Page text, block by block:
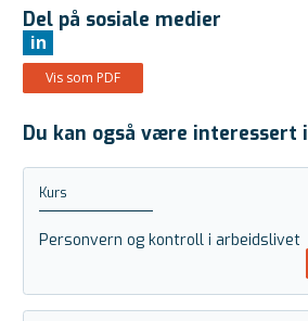
Del på sosiale medier
in
Vis som PDF
Du kan også være interessert i
Kurs
Personvern og kontroll i arbeidslivet